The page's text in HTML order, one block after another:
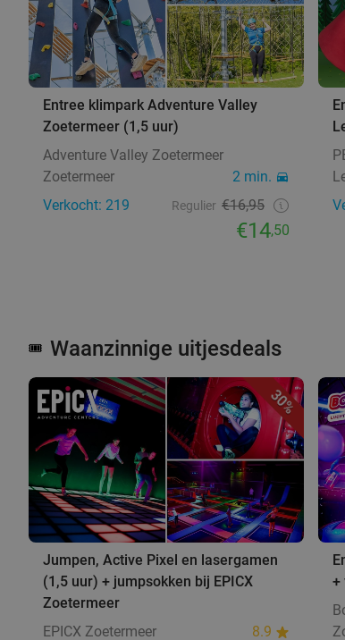
Entree klimpark Adventure Valley
Zoetermeer (1,5 uur)
Adventure Valley Zoetermeer
Zoetermeer
2 min.
Verkocht: 219
Regulier €16,95
€14,50
🎟️ Waanzinnige uitjesdeals
30%
Jumpen, Active Pixel en lasergamen
(1,5 uur) + jumpsokken bij EPICX
Zoetermeer
EPICX Zoetermeer
8.9
+